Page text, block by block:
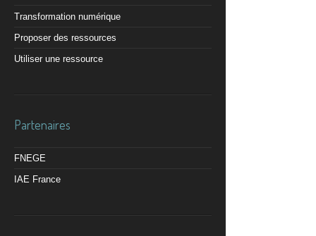
Transformation numérique
Proposer des ressources
Utiliser une ressource
Partenaires
FNEGE
IAE France